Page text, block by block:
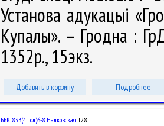
Установа адукацыі
Купалы». – Гродна :
1352р., 15экз.
Добавить в корзину Подробнее
ББК 83.3(4Пол)6-8 Налковская Т28